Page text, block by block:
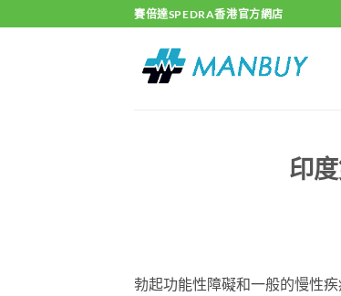
to
賽倍達SPEDRA香港官方網店
印
勃起功能性障礙和一般的慢性